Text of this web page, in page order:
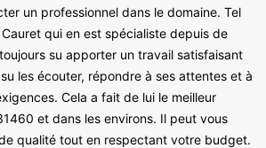
un professionnel dans le domaine. Tel
qui en est spécialiste depuis de
su apporter un travail satisfaisant
les écouter, répondre à ses attentes et à
Cela a fait de lui le meilleur
et dans les environs. Il peut vous
qualité tout en respectant votre budget.